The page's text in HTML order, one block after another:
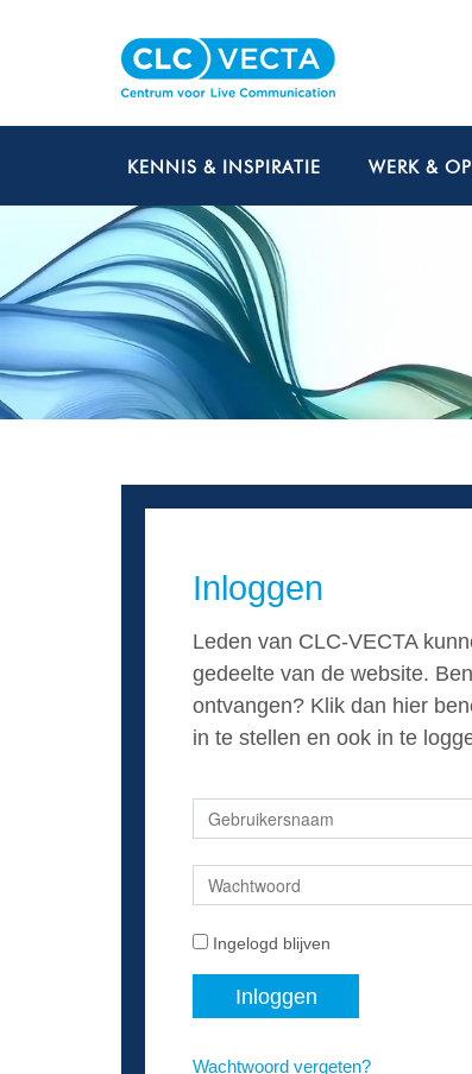
KENNIS & INSPIRATIE WERK &
Inloggen
Leden van CLC-VECTA
gedeelte van de website.
ontvangen? Klik dan hier
in te stellen en ook in te
Ingelogd blijven
Inloggen
Wachtwoord vergeten?